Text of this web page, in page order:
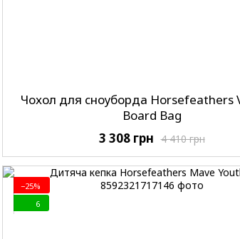
Чохол для сноуборда Horsefeathers
Board Bag
4 410 грн
3 308 грн
−25%
6